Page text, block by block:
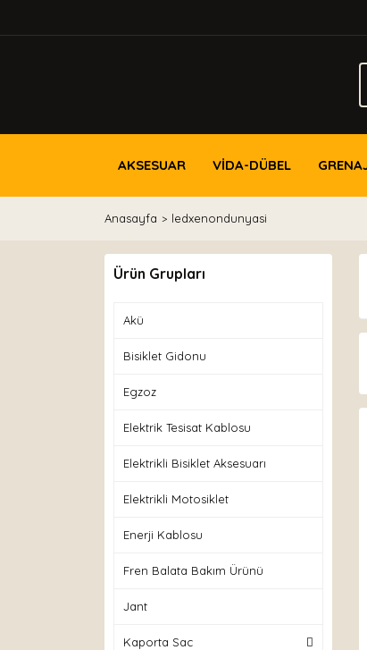
AKSESUAR VİDA-DÜBEL
Anasayfa ledxenondunyasi
Ürün Grupları
Akü
Bisiklet Gidonu
Egzoz
Elektrik Tesisat Kablosu
Elektrikli Bisiklet Aksesuarı
Elektrikli Motosiklet
Enerji Kablosu
Fren Balata Bakım Ürünü
Jant
Kaporta Sac